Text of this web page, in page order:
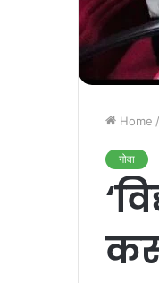
Home /
गोवा